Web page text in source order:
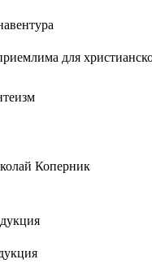
для
Коперник